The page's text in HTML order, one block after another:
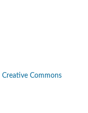
Creative Commons